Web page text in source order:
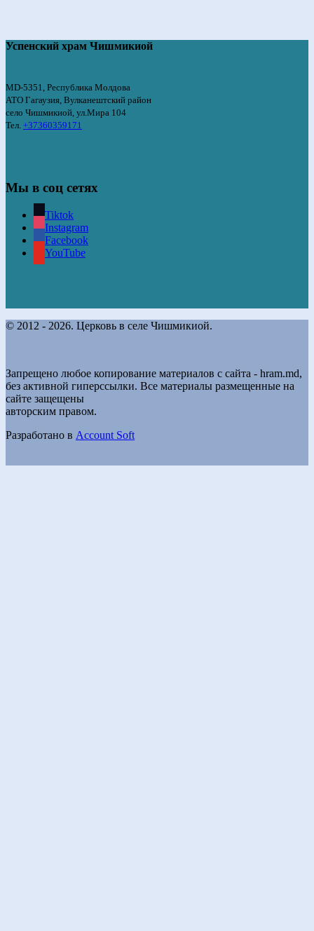
Успенский храм Чишмикиой
MD-5351, Республика Молдова
АТО Гагаузия, Вулканештский район
село Чишмикиой, ул.Мира 104
Тел. +37360359171
Мы в соц сетях
Tiktok
Instagram
Facebook
YouTube
© 2012 - 2026. Церковь в селе Чишмикиой.
Запрещено любое копирование материалов с сайта - hram.md,
без активной гиперссылки. Все материалы размещенные на
сайте защещены
авторским правом.
Разработано в Account Soft